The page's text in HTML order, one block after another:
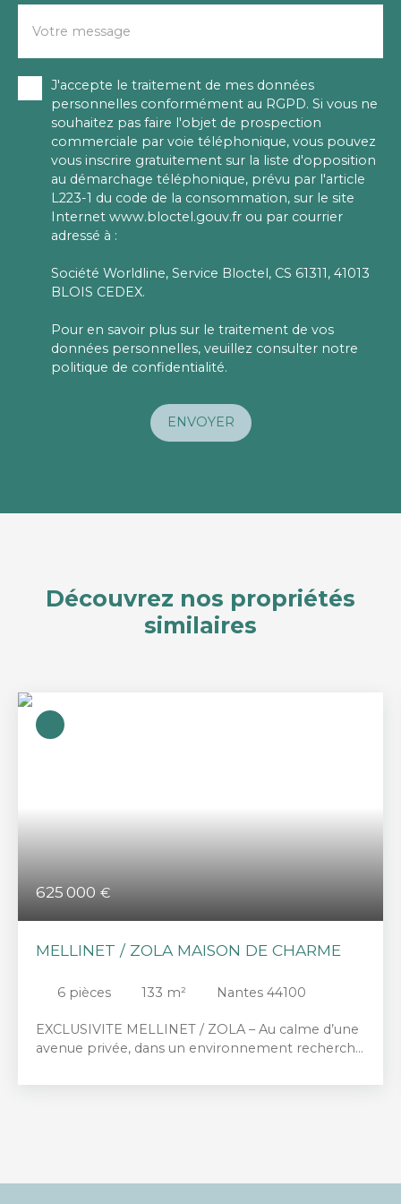
Votre message
J'accepte le traitement de mes données
personnelles conformément au RGPD. Si vous ne
souhaitez pas faire l'objet de prospection
commerciale par voie téléphonique, vous pouvez
vous inscrire gratuitement sur la liste d'opposition
au démarchage téléphonique, prévu par l'article
L223-1 du code de la consommation, sur le site
Internet www.bloctel.gouv.fr ou par courrier
adressé à :
Société Worldline, Service Bloctel, CS 61311, 41013
BLOIS CEDEX.
Pour en savoir plus sur le traitement de vos
données personnelles, veuillez consulter notre
politique de confidentialité.
ENVOYER
Découvrez nos propriétés
similaires
625 000 €
MELLINET / ZOLA MAISON DE CHARME
6 pièces 133 m² Nantes 44100
EXCLUSIVITE MELLINET / ZOLA – Au calme d’une
avenue privée, dans un environnement recherché
pleine de charme, en excellent état et baignée de
sur la pièce principale, se prolonge naturellement